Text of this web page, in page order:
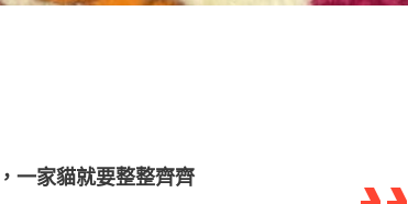
一家貓就要整整齊齊